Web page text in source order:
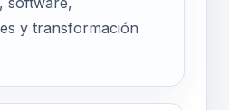
y transformación